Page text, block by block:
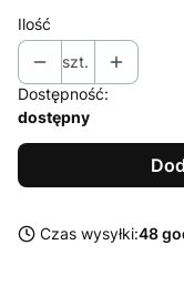
Ilość
szt.
Dostępność:
dostępny
Czas wysyłki:48